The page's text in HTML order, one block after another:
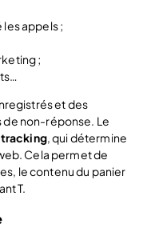
appels ;
;
et des
de non-réponse. Le
, qui détermine
Cela permet de
le contenu du panier
T.